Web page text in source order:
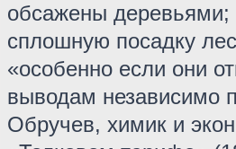
обсажены деревьями;
сплошную посадку
«особенно если они
выводам независимо
Обручев, химик и